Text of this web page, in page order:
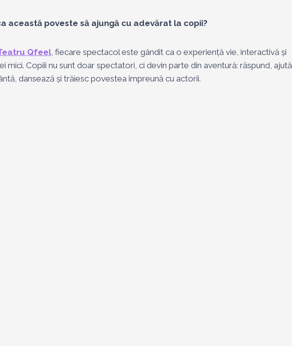
această poveste să ajungă cu adevărat la copii?
Qfeel, fiecare spectacol este gândit ca o experiență vie, interactivă și
mici. Copiii nu sunt doar spectatori, ci devin parte din aventură: răspund, ajută
dansează și trăiesc povestea împreună cu actorii.